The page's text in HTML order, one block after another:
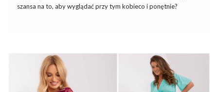
szansa na to, aby wyglądać przy tym kobieco iponętnie?
Domowe stylizacje – komplet
Jeśli myślisz, że wygoda, to tylko szerokie dresy i luźna koszulka,